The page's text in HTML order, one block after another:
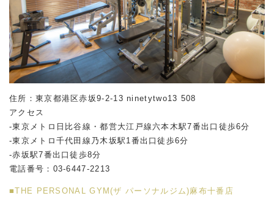
住所：東京都港区赤坂9-2-13 ninetytwo13 508
アクセス
-東京メトロ日比谷線・都営大江戸線六本木駅7番出口徒歩6分
-東京メトロ千代田線乃木坂駅 1番出口徒歩6分
-赤坂駅7番出口徒歩8分
電話番号： 03-6447-2213
■THE PERSONAL GYM(ザ パーソナルジム)麻布十番店